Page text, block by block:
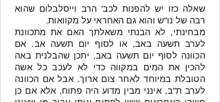
שאלה כזו יש להפנות לכב' הרב וייסלבלום שהוא
רבה של נו"ש והוא גם האחראי על מקוואות.
מבחינתי, לא הבנתי משאלתך האם את מתכוונת
לערב תשעה באב, או לסוף יום תשעה אב. אם
הכוונה לסוף יום תשעה באב, יתכן שהבלנית באה
להכין את המים במקווה כדי לא לעכב כל אשה
הטובלת במיוחד לאחר צום ארוך. אבל אם הכוונה
לערב ת"ב, אינני מבין מדוע היה פתוח, אלא אם כן